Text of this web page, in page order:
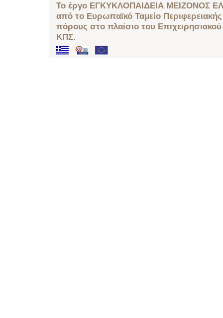
Το έργο ΕΓΚΥΚΛΟΠΑΙΔΕΙΑ ΜΕΙΖΟΝΟΣ
από το Ευρωπαϊκό Ταμείο
πόρους στο πλαίσιο του
ΚΠΣ.